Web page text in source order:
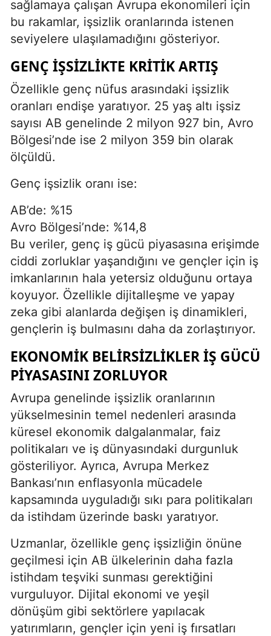
sağlamaya çalışan Avrupa ekonomileri için
bu rakamlar, işsizlik oranlarında istenen
seviyelere ulaşılamadığını gösteriyor.
GENÇ İŞSIZLIKTE KRITIK ARTIŞ
Özellikle genç nüfus arasındaki işsizlik
oranları endişe yaratıyor. 25 yaş altı işsiz
sayısı AB genelinde 2 milyon 927 bin, Avro
Bölgesi’nde ise 2 milyon 359 bin olarak
ölçüldü.
Genç işsizlik oranı ise:
AB’de: %15
Avro Bölgesi’nde: %14,8
Bu veriler, genç iş gücü piyasasına erişimde
ciddi zorluklar yaşandığını ve gençler için iş
imkanlarının hala yetersiz olduğunu ortaya
koyuyor. Özellikle dijitalleşme ve yapay
zeka gibi alanlarda değişen iş dinamikleri,
gençlerin iş bulmasını daha da zorlaştırıyor.
EKONOMIK BELIRSIZLIKLER İŞ GÜCÜ
PIYASASINI ZORLUYOR
Avrupa genelinde işsizlik oranlarının
yükselmesinin temel nedenleri arasında
küresel ekonomik dalgalanmalar, faiz
politikaları ve iş dünyasındaki durgunluk
gösteriliyor. Ayrıca, Avrupa Merkez
Bankası’nın enflasyonla mücadele
kapsamında uyguladığı sıkı para politikaları
da istihdam üzerinde baskı yaratıyor.
Uzmanlar, özellikle genç işsizliğin önüne
geçilmesi için AB ülkelerinin daha fazla
istihdam teşviki sunması gerektiğini
vurguluyor. Dijital ekonomi ve yeşil
dönüşüm gibi sektörlere yapılacak
yatırımların, gençler için yeni iş fırsatları